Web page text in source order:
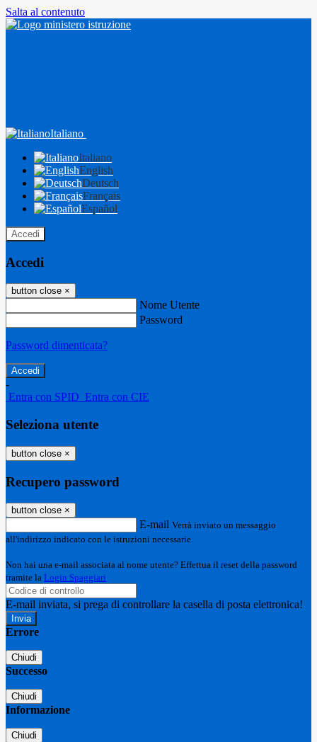
Salta al contenuto
Italiano
Italiano
English
Deutsch
Français
Español
Accedi
Accedi
button close ×
Nome Utente
Password
Password dimenticata?
-
Entra con SPID Entra con CIE
Seleziona utente
button close ×
Recupero password
button close ×
E-mail Verrà inviato un messaggio
all'indirizzo indicato con le istruzioni necessarie.
Non hai una e-mail associata al nome utente? Effettua il reset della password
tramite la Login Spaggiari
E-mail inviata, si prega di controllare la casella di posta elettronica!
Errore
Chiudi
Successo
Chiudi
Informazione
Chiudi